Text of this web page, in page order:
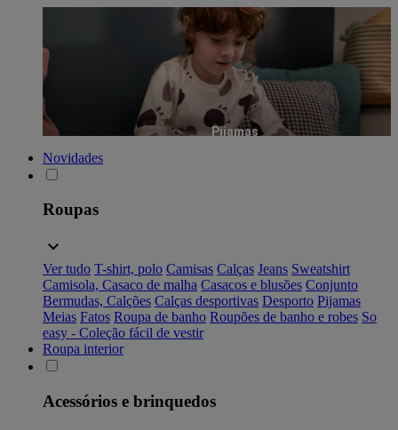
Pijamas
Novidades
Roupas
Ver tudo T-shirt, polo Camisas Calças Jeans Sweatshirt
Camisola, Casaco de malha Casacos e blusões Conjunto
Bermudas, Calções Calças desportivas Desporto Pijamas
Meias Fatos Roupa de banho Roupões de banho e robes So
easy - Coleção fácil de vestir
Roupa interior
Acessórios e brinquedos